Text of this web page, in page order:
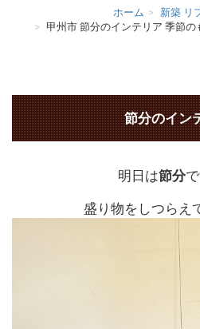
ホーム
新築 リ
甲州市 節分のインテリア 季節
節分のイン
明日は節分で
盛り物をしつらえ